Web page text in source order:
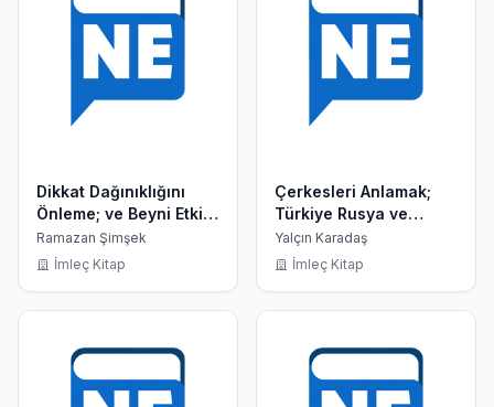
Dikkat Dağınıklığını
Önleme; ve Beyni Etkili
Kullanma Kılavuzu
Ramazan Şimşek
İmleç Kitap
Çerkesleri Anlamak;
Türkiye Rusya ve
Kafkaslar
Yalçın Karadaş
İmleç Kitap